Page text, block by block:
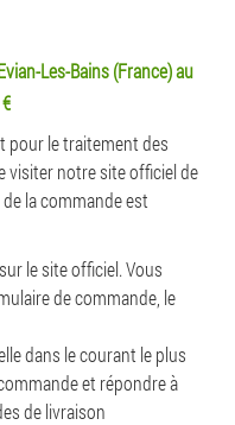
Les-Bains (France) au
pour le traitement des
visiter notre site officiel de
la commande est
le site officiel. Vous
de commande, le
dans le courant le plus
et répondre à
de livraison